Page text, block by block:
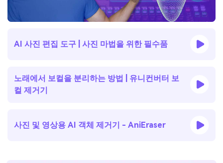
AI 사진 편집 도구 | 사진 마법을 위한 필수품
노래에서 보컬을 분리하는 방법 | 유니컨버터 보
컬 제거기
사진 및 영상용 AI 객체 제거기 - AniEraser